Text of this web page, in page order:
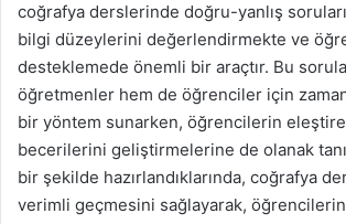
coğrafya derslerinde doğru-yanlış
bilgi düzeylerini değerlendirmekte ve
desteklemede önemli bir araçtır. Bu
öğretmenler hem de öğrenciler için
bir yöntem sunarken, öğrencilerin
becerilerini geliştirmelerine de olanak
bir şekilde hazırlandıklarında, coğrafya
verimli geçmesini sağlayarak,